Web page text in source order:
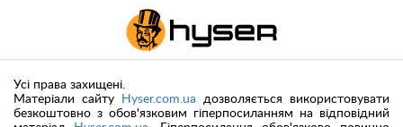
Усі права захищені.
Матеріали сайту
Hyser.com.ua дозволяється використовувати
безкоштовно з обов'язковим гіперпосиланням на відповідний